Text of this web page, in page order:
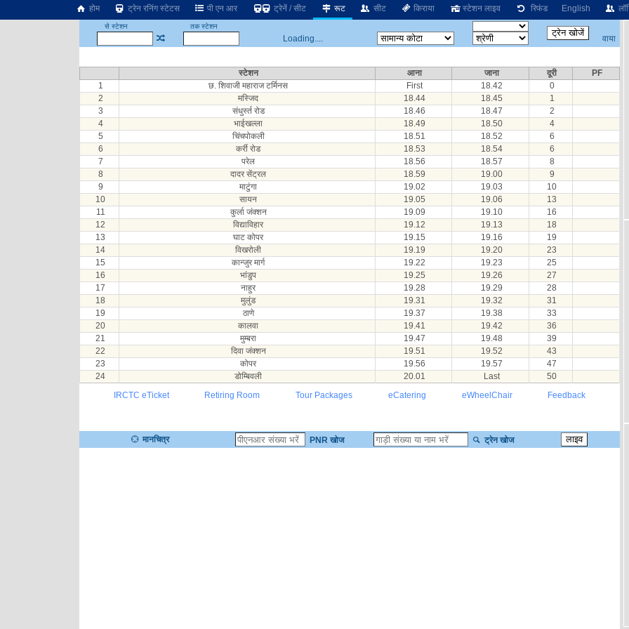
होम ट्रेन रनिंग स्टेटस पी एन आर ट्रेनें / सीट रूट सीट किराया स्टेशन लाइव रिफंड English
से स्टेशन तक स्टेशन
Loading.... वाया
स्टेशन आना जाना दूरी
PF
1
छ. शिवाजी महाराज टर्मिनस First 18.42
0
2
मस्जिद 18.44 18.45
1
3
संधुर्स्त रोड 18.46 18.47
2
4
भाईखल्ला 18.49 18.50
4
5
चिंचपोकली 18.51 18.52
6
6
कर्री रोड 18.53 18.54
6
7
परेल 18.56 18.57
8
8
दादर सेंट्रल 18.59 19.00
9
9
माटुंगा 19.02 19.03
10
10
सायन 19.05 19.06
13
11
कुर्ला जंक्शन 19.09 19.10
16
12
विद्याविहार 19.12 19.13
18
13
घाट कोपर 19.15 19.16
19
14
विखरोली 19.19 19.20
23
15
कान्जुर मार्ग 19.22 19.23
25
16
भांडुप 19.25 19.26
27
17
नाहुर 19.28 19.29
28
18
मुलुंड 19.31 19.32
31
19
ठाणे 19.37 19.38
33
20
कालवा 19.41 19.42
36
21
मुम्बरा 19.47 19.48
39
22
दिवा जंक्शन 19.51 19.52
43
23
कोपर 19.56 19.57
47
24
डोम्बिवली 20.01 Last
50
IRCTC eTicket
Retiring Room Tour Packages eCatering eWheelChair Feedback
मानचित्र PNR खोज ट्रेन खोज